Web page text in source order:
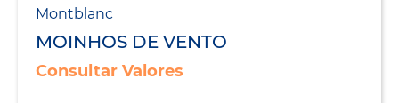
Montblanc
MOINHOS DE VENTO
Consultar Valores